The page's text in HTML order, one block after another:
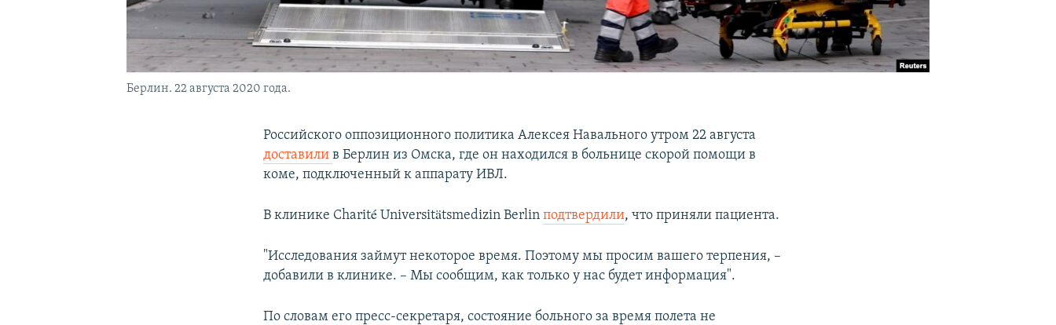
Берлин. 22 августа 2020 года.
Российского оппозиционного политика Алексея Навального утром 22 августа
доставилив Берлин из Омска, где он находился в больнице скорой помощи в
коме, подключенный к аппарату ИВЛ.
В клинике Charité Universitätsmedizin Berlinподтвердили, что приняли пациента.
"Исследования займут некоторое время. Поэтому мы просим вашего терпения, –
добавили в клинике. – Мы сообщим, как только у нас будет информация".
По словам его пресс-секретаря, состояние больного за время полета не